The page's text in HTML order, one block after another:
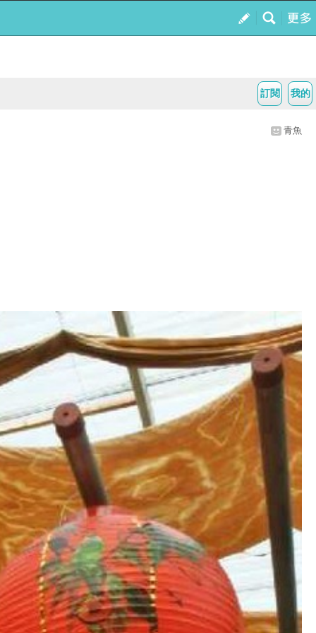
我的
訂閱
青魚